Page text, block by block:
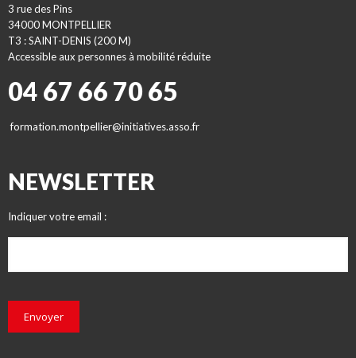
3 rue des Pins
34000 MONTPELLIER
T3 : SAINT-DENIS (200 M)
Accessible aux personnes à mobilité réduite
04 67 66 70 65
formation.montpellier@initiatives.asso.fr
NEWSLETTER
Indiquer votre email :
Envoyer